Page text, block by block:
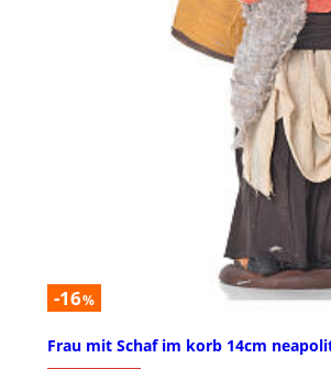
-16%
Frau mit Schaf im korb 14cm